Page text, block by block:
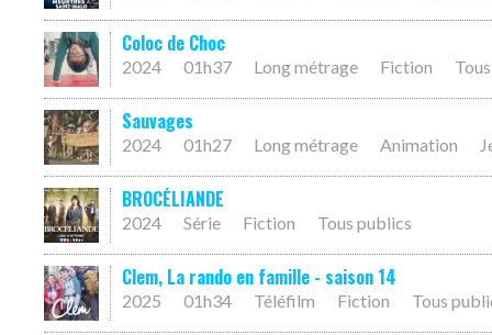
Coloc de Choc
2024 01h37 Long métrage Fiction
Sauvages
2024 01h27 Long métrage Animation
BROCÉLIANDE
2024 Série Fiction Tous publics
Clem, La rando en famille - saison 14
2025 01h34 Téléfilm Fiction Tous